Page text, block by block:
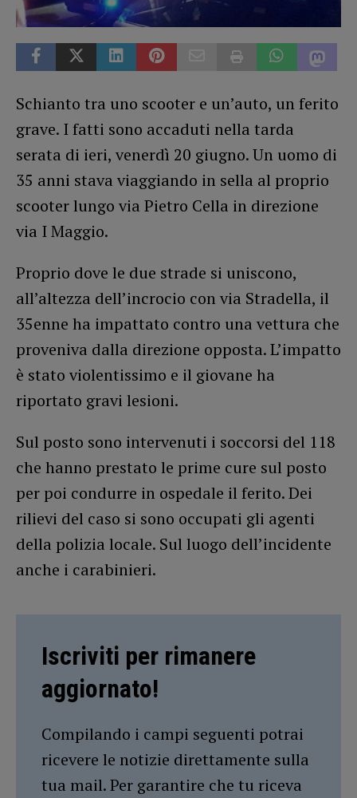
Schianto tra uno scooter e un’auto, un ferito
grave. I fatti sono accaduti nella tarda
serata di ieri, venerdì 20 giugno. Un uomo di
35 anni stava viaggiando in sella al proprio
scooter lungo via Pietro Cella in direzione
via I Maggio.
Proprio dove le due strade si uniscono,
all’altezza dell’incrocio con via Stradella, il
35enne ha impattato contro una vettura che
proveniva dalla direzione opposta. L’impatto
è stato violentissimo e il giovane ha
riportato gravi lesioni.
Sul posto sono intervenuti i soccorsi del 118
che hanno prestato le prime cure sul posto
per poi condurre in ospedale il ferito. Dei
rilievi del caso si sono occupati gli agenti
della polizia locale. Sul luogo dell’incidente
anche i carabinieri.
Iscriviti per rimanere
aggiornato!
Compilando i campi seguenti potrai
ricevere le notizie direttamente sulla
tua mail. Per garantire che tu riceva